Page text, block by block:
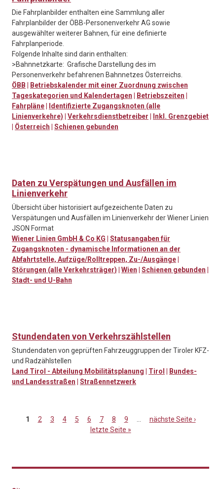
Die Fahrplanbilder enthalten eine Sammlung aller
Fahrplanbilder der ÖBB-Personenverkehr AG sowie
ausgewählter weiterer Bahnen, für eine definierte
Fahrplanperiode.
Folgende Inhalte sind darin enthalten:
>Bahnnetzkarte: Grafische Darstellung des im
Personenverkehr befahrenen Bahnnetzes Österreichs.
ÖBB
Betriebskalender mit einer Zuordnung zwischen
Tageskategorien und Kalendertagen
Betriebszeiten
Fahrpläne
Identifizierte Zugangsknoten (alle
Linienverkehre)
Verkehrsdienstbetreiber
Inkl. Grenzgebiet
Österreich Schienen gebunden
Daten zu Verspätungen und Ausfällen im
Linienverkehr
Übersicht über historisiert aufgezeichente Daten zu
Verspätungen und Ausfällen im Linienverkehr der Wiener Linien
JSON Format
Wiener Linien GmbH & Co KG
Statusangaben für
Zugangsknoten - dynamische Informationen an der
Abfahrtstelle, Aufzüge/Rolltreppen, Zu-/Ausgänge
Störungen (alle Verkehrsträger)
Wien Schienen gebunden
Stadt- und U-Bahn
Stundendaten von Verkehrszählstellen
Stundendaten von geprüften Fahrzeuggruppen der Tiroler KFZ-
und Radzählstellen
Land Tirol - Abteilung Mobilitätsplanung
Tirol
Bundes-
und Landesstraßen
Straßennetzwerk
1 2 3 4 5 6 7 8 9
nächste Seite ›
letzte Seite »